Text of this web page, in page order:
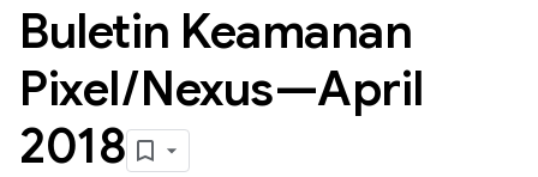
Buletin Keamanan
Pixel/Nexus—April
2018